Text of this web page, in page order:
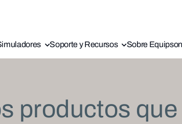
Soporte y Recursos Sobre Equipson
productos